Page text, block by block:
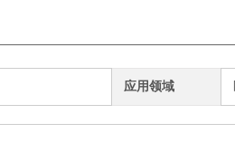
应用领域